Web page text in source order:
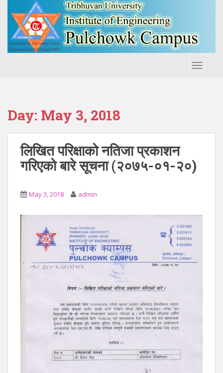
Day: May 3, 2018
लिखित परिक्षाको नतिजा प्रकाशन
गरिएको बारे सूचना (२०७५-०१-२०)
May 3, 2018 admin